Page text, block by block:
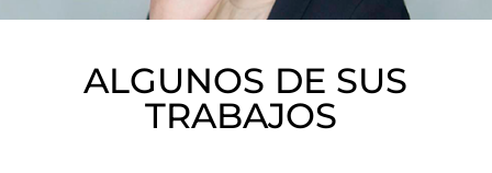
ALGUNOS DE SUS
TRABAJOS